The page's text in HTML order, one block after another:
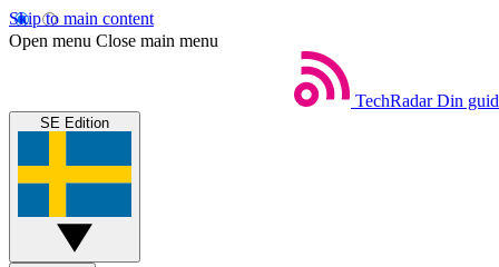
Skip to main content
Open menu Close main menu
TechRadar Din
SE Edition